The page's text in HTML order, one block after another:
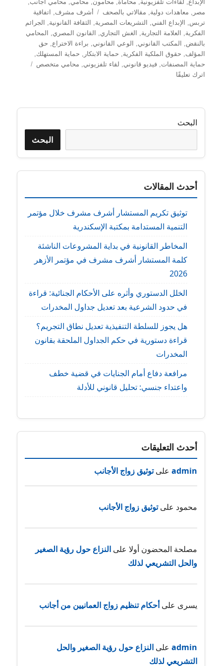
الإبداع, لقاءات تلفزيونية, محاماة, محامون, محامي, محامي اجانب,
مصر , معاهدات دولية, مقالاتي بالصحف الوسوم
أشرف مشرف, اتفاقية
تربس, الإبداع الفني, التشريعات المصرية, الثقافة القانونية,
الجرائم
الفكرية, العلامة التجارية, الغش التجاري, القانون المصري,
المحامي
بالنقض, المكتب القانوني, الوعي القانوني, براءة الاختراع, حق
المؤلف, حقوق الملكية الفكرية, حماية الابتكار , حماية المستهلك,
حماية المصنفات,فيديو قانوني, لقاء تلفزيوني, محامي متخصص
اترك تعليقًا
أشرف
مفهوم
الملكية
الفكرية
وأهميتها
البحث
البحث
أحدث المقالات
توثيق تكريم المستشار أشرف مشرف خلال مؤتمر
التنمية المستدامة بمكتبة الإسكندرية
المخاطر القانونية في بداية المشروعات الناشئة
كلمة المستشار أشرف مشرف في مؤتمر الأزهر
2026
الخلل الدستوري وأثره على الأحكام الجنائية: قراءة
في حدود الشرعية بعد تعديل جداول المخدرات
هل يجوز للسلطة التنفيذية تعديل نطاق التجريم؟
قراءة دستورية في حكم الجداول الملحقة بقانون
المخدرات
مرافعة دفاع أمام الجنايات في قضية خطف
واعتداء جنسي: تحليل قانوني للأدلة
أحدث التعليقات
admin علىتوثيق زواج الأجانب
محمود علىتوثيق زواج الأجانب
مصلحة المحضون أولا علىالنزاع حول رؤية الصغير
والحل التشريعي لذلك
يسرى علىأحكام تنظيم زواج العمانيين من أجانب
admin علىالنزاع حول رؤية الصغير والحل
التشريعي لذلك